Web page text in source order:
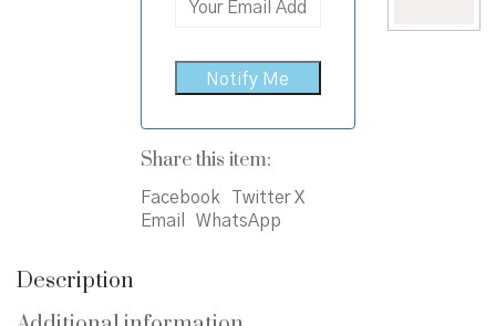
Share this item:
Facebook
Twitter X
Email
WhatsApp
Description